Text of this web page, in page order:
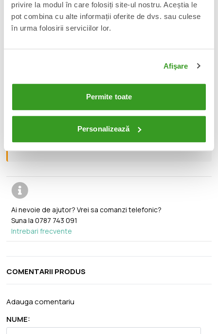
privire la modul în care folosiți site-ul nostru. Aceștia le
pot combina cu alte informații oferite de dvs. sau culese
în urma folosirii serviciilor lor.
Afişare
Permite toate
Personalizează
Figurina articulata si detaliata de 15 cm, cu accesorii decorative
ale efectelor faimoase din serialul clasic. Reprezentare fidela
The Penguin din serialul clasic al anilor 60. Face parte din seria
Acest produs este nou, sigilat si livrat in ambalajul
🔄
🚚
Ai nevoie de ajutor? Vrei sa comanzi telefonic?
Suna la0787 743 091
Intrebari frecvente
COMENTARII PRODUS
Adauga comentariu
NUME: